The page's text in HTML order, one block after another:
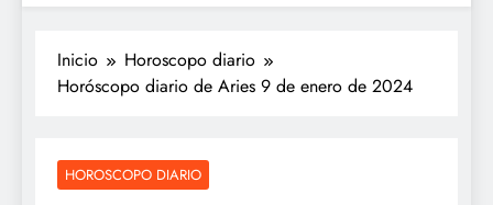
Inicio
Horoscopo diario
Horóscopo diario de Aries 9 de enero de 2024
HOROSCOPO DIARIO